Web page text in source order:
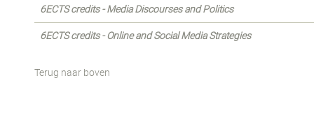
6ECTS credits - Media Discourses and Politics
6ECTS credits - Online and Social Media Strategies
Terug naar boven